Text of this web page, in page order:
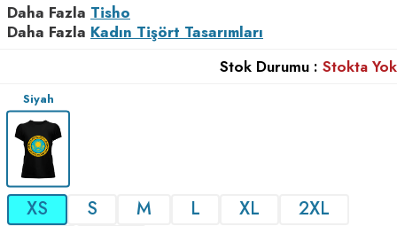
Daha Fazla Tisho
Daha Fazla Kadın Tişört Tasarımları
Stok Durumu : Stokta Yok
Siyah
XS S M L XL
2XL